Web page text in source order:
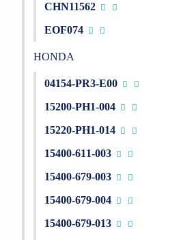
CHN11562
EOF074
HONDA
04154-PR3-E00
15200-PH1-004
15220-PH1-014
15400-611-003
15400-679-003
15400-679-004
15400-679-013